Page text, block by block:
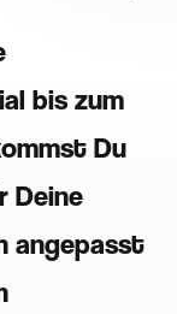
bis zum
Du
Deine
angepasst